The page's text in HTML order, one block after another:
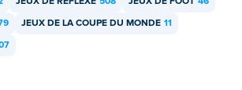
JEUX DE LA COUPE DU MONDE 11